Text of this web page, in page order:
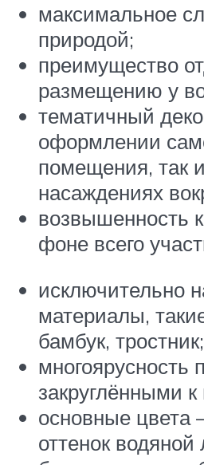
максимальное
природой;
преимущество
размещению у
тематичный
оформлении
помещения, так
насаждениях
возвышенность
фоне всего
исключительно
материалы,
бамбук, тростник;
многоярусность
закруглёнными к
основные цвета
оттенок